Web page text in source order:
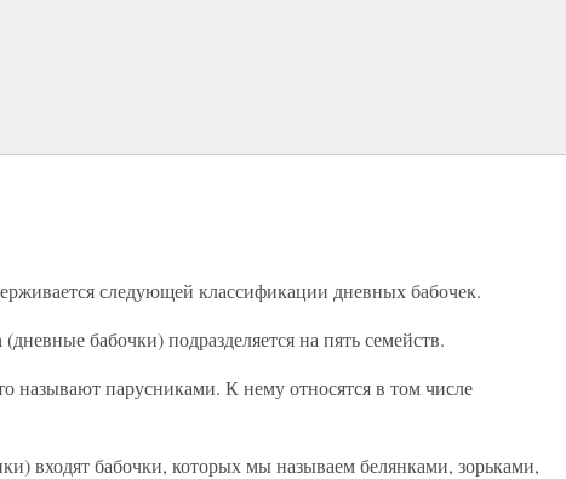
следующей классификации дневных бабочек.
бабочки) подразделяется на пять семейств.
называют парусниками. К нему относятся в том числе
входят бабочки, которых мы называем белянками, зорьками,